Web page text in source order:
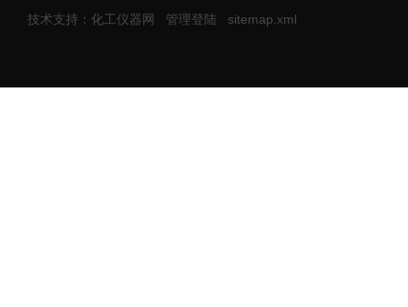
技术支持：化工仪器网 管理登陆 sitemap.xml